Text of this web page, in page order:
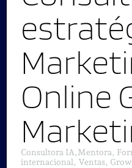
Online
Consultora IA,Mentora,
internacional, Ventas,